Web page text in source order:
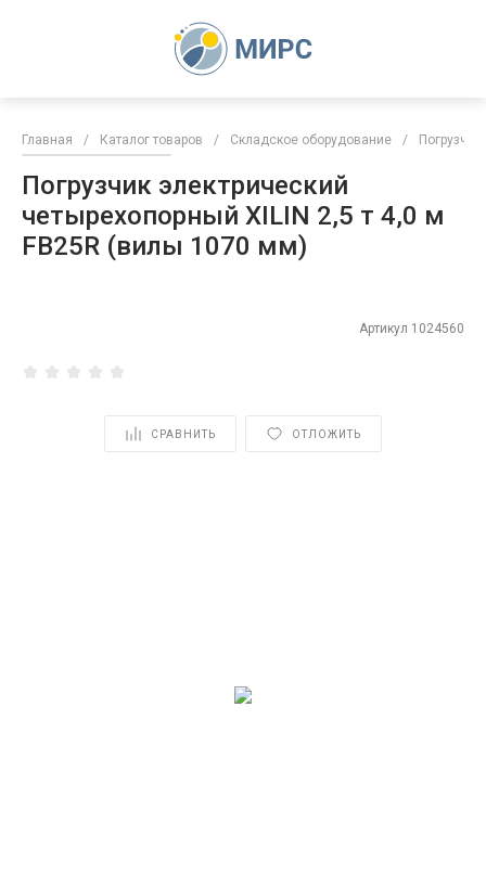
Главная / Каталог товаров / Складское оборудование /
Погрузчик электрический
четырехопорный XILIN 2,5 т 4,0 м
FB25R (вилы 1070 мм)
Артикул 1024560
СРАВНИТЬ ОТЛОЖИТЬ